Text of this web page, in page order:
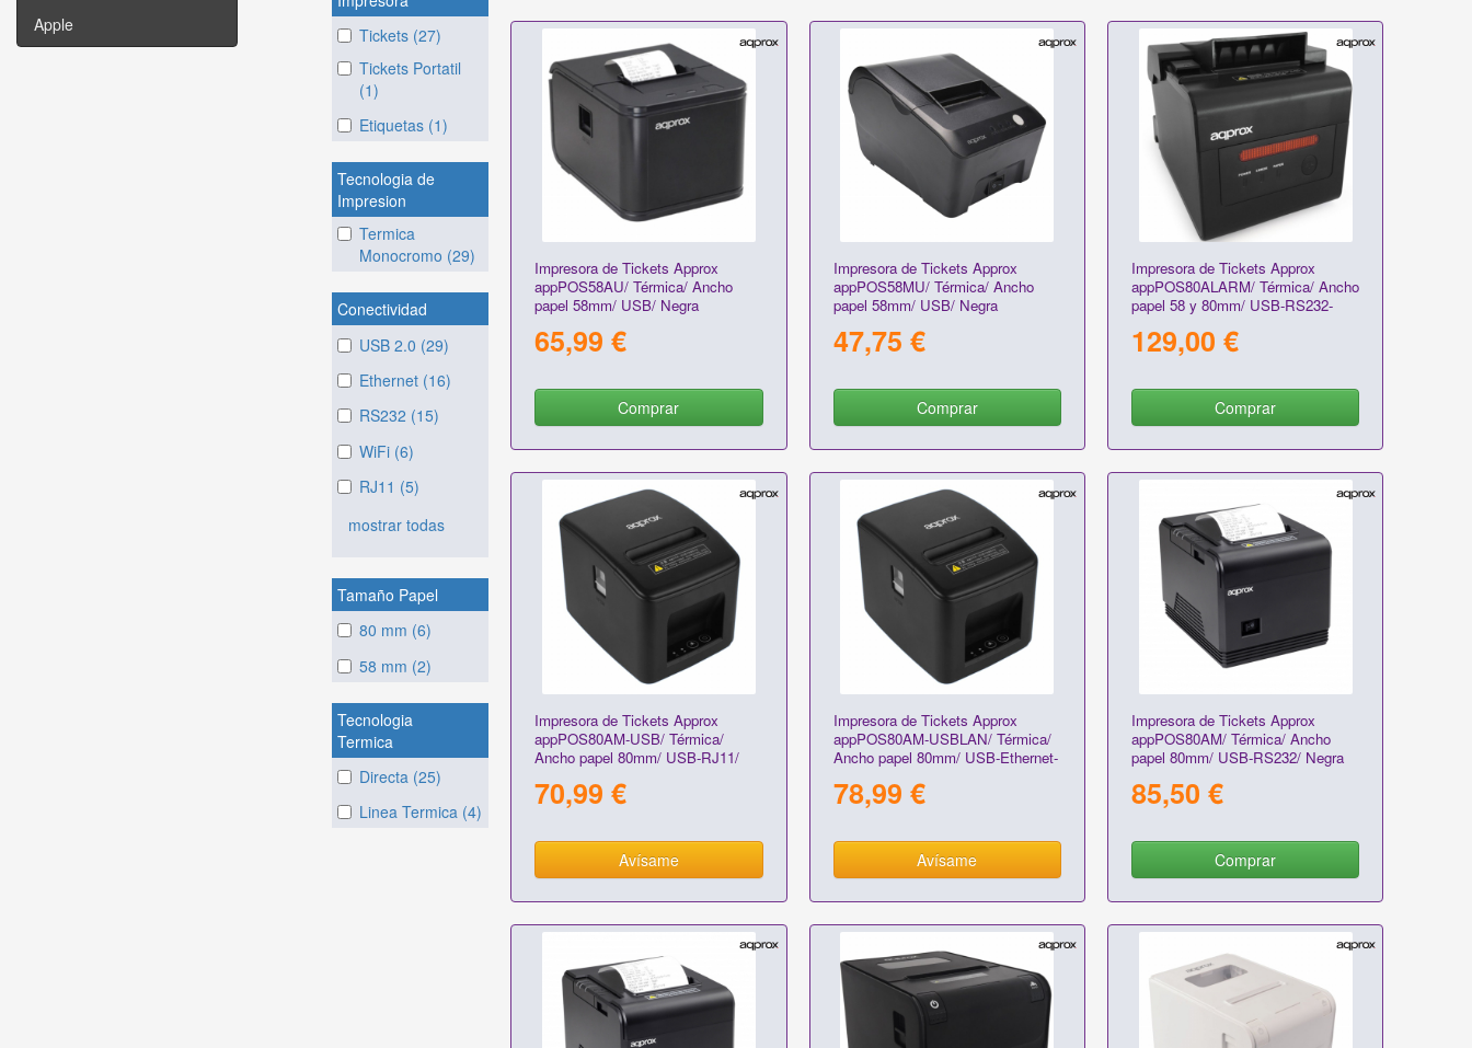
Apple
Tickets (27)
Tickets Portatil
(1)
Etiquetas (1)
Tecnologia de
Impresion
Termica
Monocromo (29)
Conectividad
USB 2.0 (29)
Ethernet (16)
RS232 (15)
WiFi (6)
RJ11 (5)
mostrar todas
Tamaño Papel
80 mm (6)
58 mm (2)
Tecnologia
Termica
Directa (25)
Linea Termica (4)
Impresora de Tickets Approx
appPOS58AU/ Térmica/ Ancho
papel 58mm/ USB/ Negra
65,99 €
Comprar
Impresora de Tickets Approx
appPOS58MU/ Térmica/ Ancho
papel 58mm/ USB/ Negra
47,75 €
Comprar
Impresora de Tickets Approx
appPOS80ALARM/ Térmica/ Ancho
papel 58 y 80mm/ USB-RS232-
129,00 €
Comprar
Impresora de Tickets Approx
appPOS80AM-USB/ Térmica/
Ancho papel 80mm/ USB-RJ11/
70,99 €
Avísame
Impresora de Tickets Approx
appPOS80AM-USBLAN/ Térmica/
Ancho papel 80mm/ USB-Ethernet-
78,99 €
Avísame
Impresora de Tickets Approx
appPOS80AM/ Térmica/ Ancho
papel 80mm/ USB-RS232/ Negra
85,50 €
Comprar